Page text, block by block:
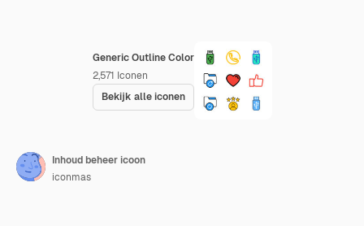
Generic Outline Color
2,571 Iconen
Bekijk alle iconen
Inhoud beheer icoon
iconmas